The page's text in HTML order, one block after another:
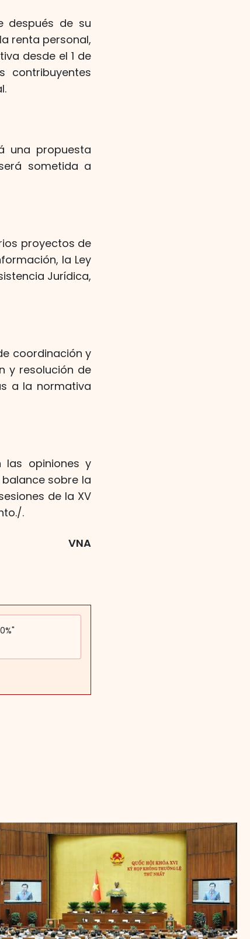
después de su
renta personal,
desde el 1 de
una propuesta
sometida a
proyectos de
la Ley
Jurídica,
coordinación y
y resolución de
a la normativa
las opiniones y
sobre la
de la XV
.
VNA